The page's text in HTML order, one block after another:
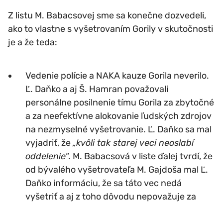
Z listu M. Babacsovej sme sa konečne dozvedeli,
ako to vlastne s vyšetrovaním Gorily v skutočnosti
je a že teda:
Vedenie polície a NAKA kauze Gorila neverilo.
Ľ. Daňko a aj Š. Hamran považovali
personálne posilnenie tímu Gorila za zbytočné
a za neefektívne alokovanie ľudských zdrojov
na nezmyselné vyšetrovanie. Ľ. Daňko sa mal
vyjadriť, že„kvôli tak starej veci neoslabí
oddelenie“. M. Babacsová v liste ďalej tvrdí, že
od bývalého vyšetrovateľa M. Gajdoša mal Ľ.
Daňko informáciu, že sa táto vec nedá
vyšetriť a aj z toho dôvodu nepovažuje za